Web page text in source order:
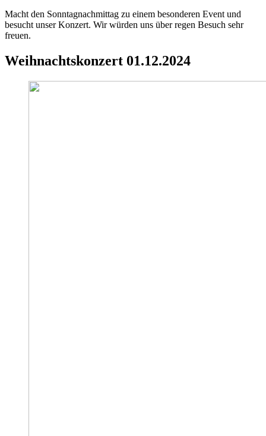
Macht den Sonntagnachmittag zu einem besonderen Event und
besucht unser Konzert. Wir würden uns über regen Besuch sehr
freuen.
Weihnachtskonzert 01.12.2024